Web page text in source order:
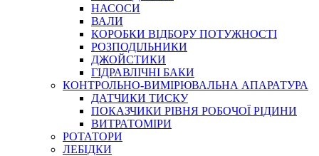
БОРЕКС, ЕО
НАСОСИ
ВАЛИ
КОРОБКИ ВІДБОРУ ПОТУЖНОСТІ
РОЗПОДІЛЬНИКИ
ДЖОЙСТИКИ
ГІДРАВЛІЧНІ БАКИ
КОНТРОЛЬНО-ВИМІРЮВАЛЬНА АПАРАТУРА
ДАТЧИКИ ТИСКУ
ПОКАЗЧИКИ РІВНЯ РОБОЧОЇ РІДИНИ
ВИТРАТОМІРИ
РОТАТОРИ
ЛЕБІДКИ